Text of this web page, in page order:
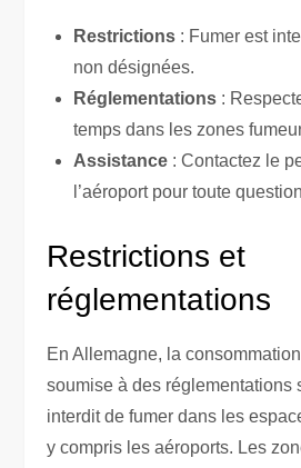
Restrictions : Fumer est
non désignées.
Réglementations :
temps dans les zones
Assistance : Contactez le
l’aéroport pour toute
Restrictions et
réglementations
En Allemagne, la
soumise à des réglementations
interdit de fumer dans les
y compris les aéroports. Les